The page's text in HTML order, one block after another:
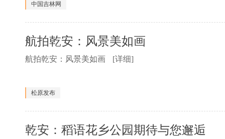
中国吉林网
航拍乾安：风景美如画
航拍乾安：风景美如画 [详细]
松原发布
乾安：稻语花乡公园期待与您邂逅